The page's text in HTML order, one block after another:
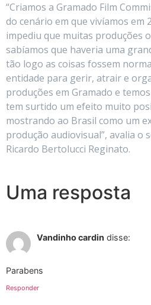
“Criamos a Gramado Film
do cenário em que vivíamos em
impediu que muitas produções
sabíamos que haveria uma
tão logo as coisas fossem
entidade para gerir, atrair e
produções em Gramado e
tem surtido um efeito muito
mostrando ao Brasil como um
produção audiovisual”, avalia o
Ricardo Bertolucci Reginato.
Uma resposta
Vandinho cardin disse:
Parabens
Responder